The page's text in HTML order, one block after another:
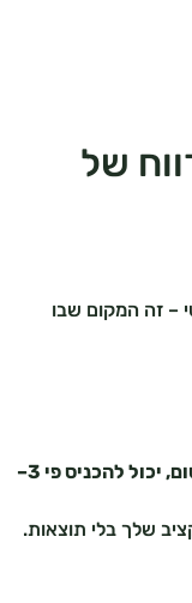
של
– זה המקום שבו
כל שקל שאתם משקיעים בפרסום, יכול להכניס פי 3–
שלך בלי תוצאות.